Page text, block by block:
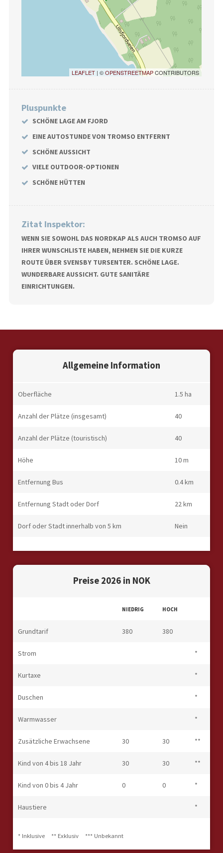
LEAFLET | ©OPENSTREETMAPCONTRIBUTORS
Pluspunkte
SCHÖNE LAGE AM FJORD
EINE AUTOSTUNDE VON TROMSO ENTFERNT
SCHÖNE AUSSICHT
VIELE OUTDOOR-OPTIONEN
SCHÖNE HÜTTEN
Zitat Inspektor:
WENN SIE SOWOHL DAS NORDKAP ALS AUCH TROMSO AUF
IHRER WUNSCHLISTE HABEN, NEHMEN SIE DIE KURZE
ROUTE ÜBER SVENSBY TURSENTER. SCHÖNE LAGE.
WUNDERBARE AUSSICHT. GUTE SANITÄRE
EINRICHTUNGEN.
Allgemeine Information
Oberfläche 1.5 ha
Anzahl der Plätze (insgesamt) 40
Anzahl der Plätze (touristisch) 40
Höhe 10 m
Entfernung Bus 0.4 km
Entfernung Stadt oder Dorf 22 km
Dorf oder Stadt innerhalb von 5 km Nein
Preise 2026 in NOK
NIEDRIG HOCH
Grundtarif 380 380
Strom *
Kurtaxe *
Duschen *
Warmwasser *
Zusätzliche Erwachsene 30 30 **
Kind von 4 bis 18 Jahr 30 30 **
Kind von 0 bis 4 Jahr 0 0 *
Haustiere *
* Inklusive ** Exklusiv *** Unbekannt